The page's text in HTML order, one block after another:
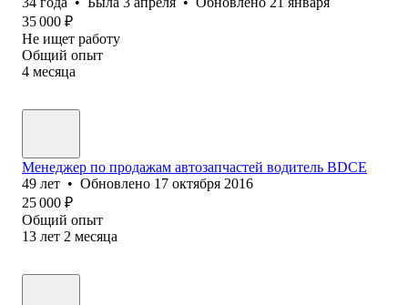
35 000 ₽
Не ищет работу
Общий опыт
4 месяца
Менеджер по продажам автозапчастей водитель ВDCE
49 лет • Обновлено 17 октября 2016
25 000 ₽
Общий опыт
13 лет 2 месяца